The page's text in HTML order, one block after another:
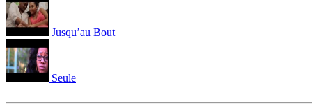
Jusqu’au Bout
Seule